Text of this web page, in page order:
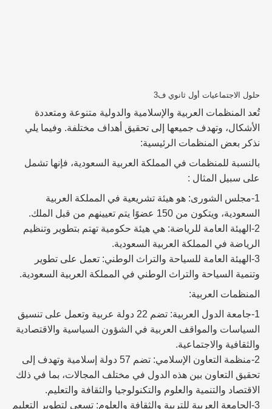
حلول الاجتماعيات أول ثانوي ف3
تُعد المنظمات العربية والإسلامية والدولية متنوعة ومتعددة
الأشكال، وتهدف جميعها إلى تحقيق أهداف مختلفة. وفيما يلي
نذكر بعض المنظمات الرئيسية:
بالنسبة للمنظمات في المملكة العربية السعودية، فإنها تشمل
على سبيل المثال :
1-مجلس الشورى: هو هيئة تشريعية في المملكة العربية
السعودية، ويتكون من 150 عضوًا يتم تعيينهم من قبل الملك.
2-الهيئة العامة للرياضة: هي هيئة حكومية تهتم بتطوير وتنظيم
الرياضة في المملكة العربية السعودية.
3-الهيئة العامة للسياحة والتراث الوطني: تعمل على تطوير
وتنمية السياحة والتراث الوطني في المملكة العربية السعودية.
المنظمات العربية:
1-جامعة الدول العربية: تضم 22 دولة عربية وتعمل على تنسيق
السياسات والمواقف العربية في الشؤون السياسية والاقتصادية
والثقافية والاجتماعية.
2-منظمة التعاون الإسلامي: تضم 57 دولة إسلامية وتهدف إلى
تحقيق التعاون بين هذه الدول في مختلف المجالات، بما في ذلك
الاقتصاد والتنمية والعلوم والتكنولوجيا والثقافة والتعليم.
3-الجامعة العربية للتربية والثقافة والعلوم: تسعى لتطوير التعليم